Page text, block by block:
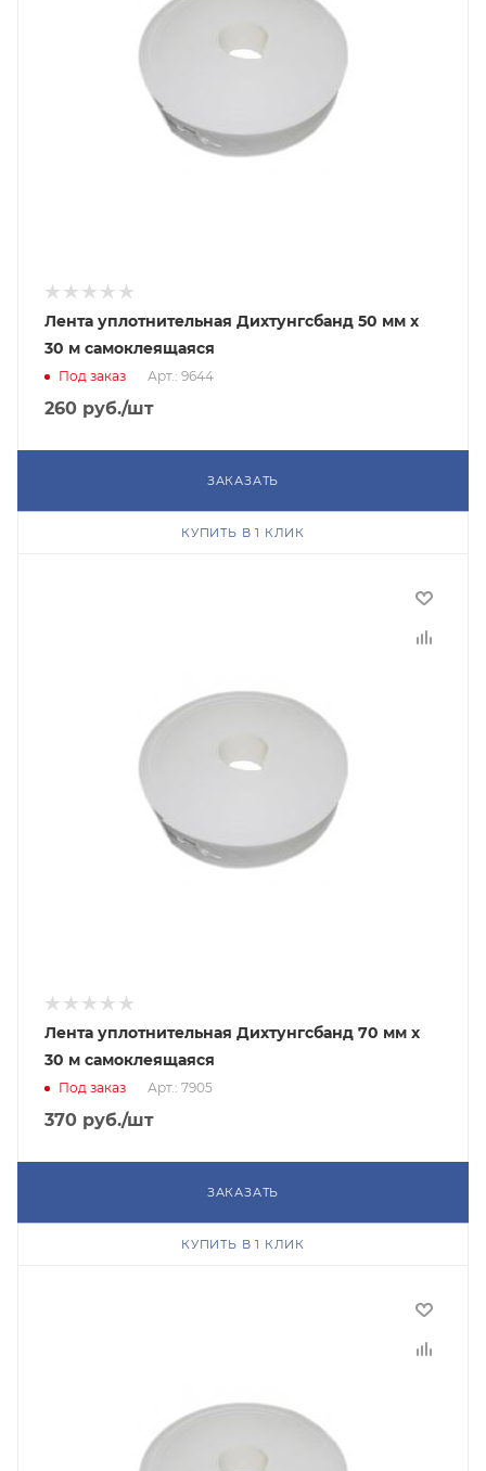
Лента уплотнительная Дихтунгcбанд 50 мм х
30 м самоклеящаяся
Под заказ Арт.: 9644
260 руб./шт
ЗАКАЗАТЬ
КУПИТЬ В 1 КЛИК
Лента уплотнительная Дихтунгcбанд 70 мм х
30 м самоклеящаяся
Под заказ Арт.: 7905
370 руб./шт
ЗАКАЗАТЬ
КУПИТЬ В 1 КЛИК